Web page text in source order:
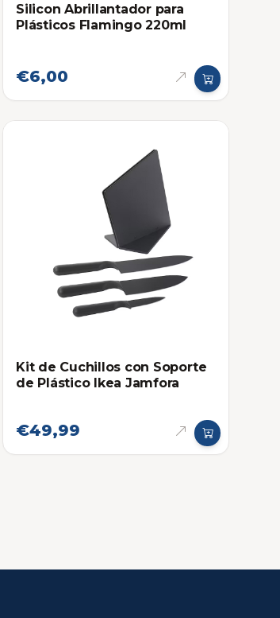
Silicon Abrillantador para
Plásticos Flamingo 220ml
€6,00
Kit de Cuchillos con Soporte
de Plástico Ikea Jamfora
€49,99